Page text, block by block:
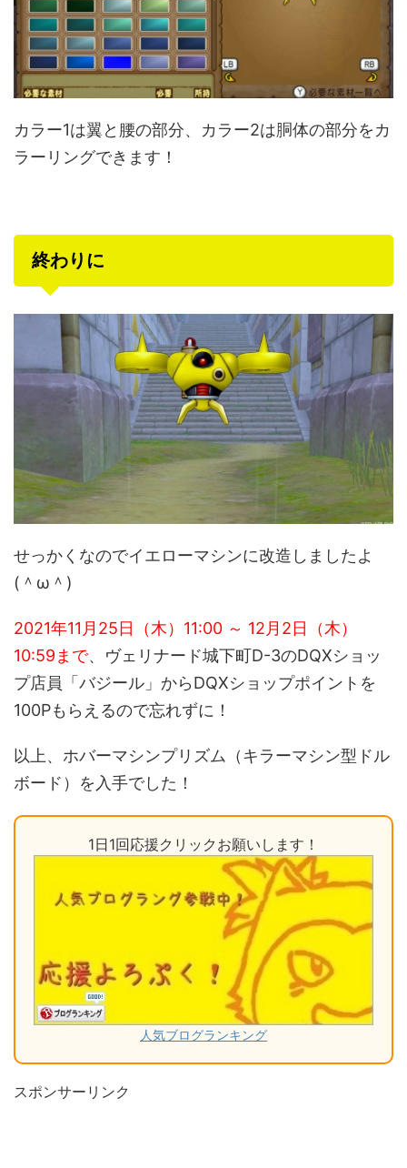
カラー1は翼と腰の部分、カラー2は胴体の部分をカ
ラーリングできます！
終わりに
せっかくなのでイエローマシンに改造しましたよ
(＾ω＾)
2021年11月25日（木）11:00 ～ 12月2日（木）
10:59まで、ヴェリナード城下町D-3のDQXショッ
プ店員「バジール」からDQXショップポイントを
100Pもらえるので忘れずに！
以上、ホバーマシンプリズム（キラーマシン型ドル
ボード）を入手でした！
1日1回応援クリックお願いします！
人気ブログランキング
スポンサーリンク